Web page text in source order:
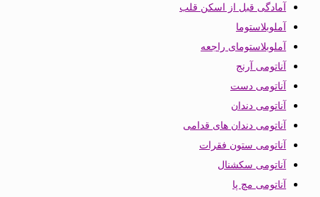
آمادگی قبل از اسکن قلب
آملوبلاستوما
آملوبلاستومای راجعه
آناتومی آرنج
آناتومی دست
آناتومی دندان
آناتومی دندان های قدامی
آناتومی ستون فقرات
آناتومی سکشنال
آناتومی مچ پا